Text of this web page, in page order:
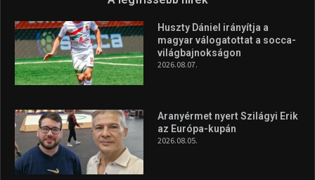
Huszty Dániel irányítja a
magyar válogatottat a socca-
világbajnokságon
2026.08.07.
Aranyérmet nyert Szilágyi Erik
az Európa-kupán
2026.08.05.